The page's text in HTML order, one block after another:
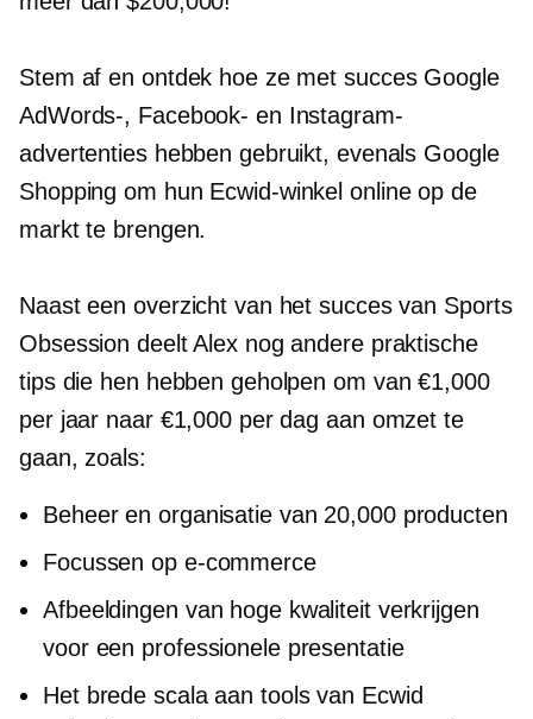
Stem af en ontdek hoe ze met succes Google
AdWords-, Facebook- en Instagram-
advertenties hebben gebruikt, evenals Google
Shopping om hun Ecwid-winkel online op de
markt te brengen.
Naast een overzicht van het succes van Sports
Obsession deelt Alex nog andere praktische
tips die hen hebben geholpen om van €1,000
per jaar naar €1,000 per dag aan omzet te
gaan, zoals:
Beheer en organisatie van 20,000 producten
Focussen op e-commerce
Afbeeldingen van hoge kwaliteit verkrijgen
voor een professionele presentatie
Het brede scala aan tools van Ecwid